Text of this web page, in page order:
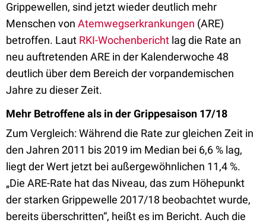
Grippewellen, sind jetzt wieder deutlich mehr
Menschen von Atemwegserkrankungen (ARE)
betroffen. Laut RKI-Wochenbericht lag die Rate an
neu auftretenden ARE in der Kalenderwoche 48
deutlich über dem Bereich der vorpandemischen
Jahre zu dieser Zeit.
Mehr Betroffene als in der Grippesaison 17/18
Zum Vergleich: Während die Rate zur gleichen Zeit in
den Jahren 2011 bis 2019 im Median bei 6,6 % lag,
liegt der Wert jetzt bei außergewöhnlichen 11,4 %.
„Die ARE-Rate hat das Niveau, das zum Höhepunkt
der starken Grippewelle 2017/18 beobachtet wurde,
bereits überschritten“, heißt es im Bericht. Auch die